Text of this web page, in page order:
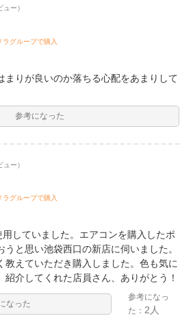
ー）
ラグループで購入
まりが良いのか落ちる心配をあまりして
参考になった
ー）
ラグループで購入
していました。エアコンを購入したポ
と思い池袋西口の新店に伺いました。
教えていただき購入しました。色も気に
紹介してくれた店員さん、ありがとう！
なった
参考になっ
た：2人